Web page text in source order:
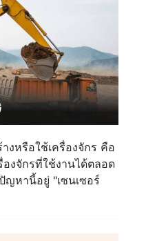
งหรือใช้เครื่องจักร คือ
งจักรที่ใช้งานได้ตลอด
หานี้อยู่ "เซนเซอร์